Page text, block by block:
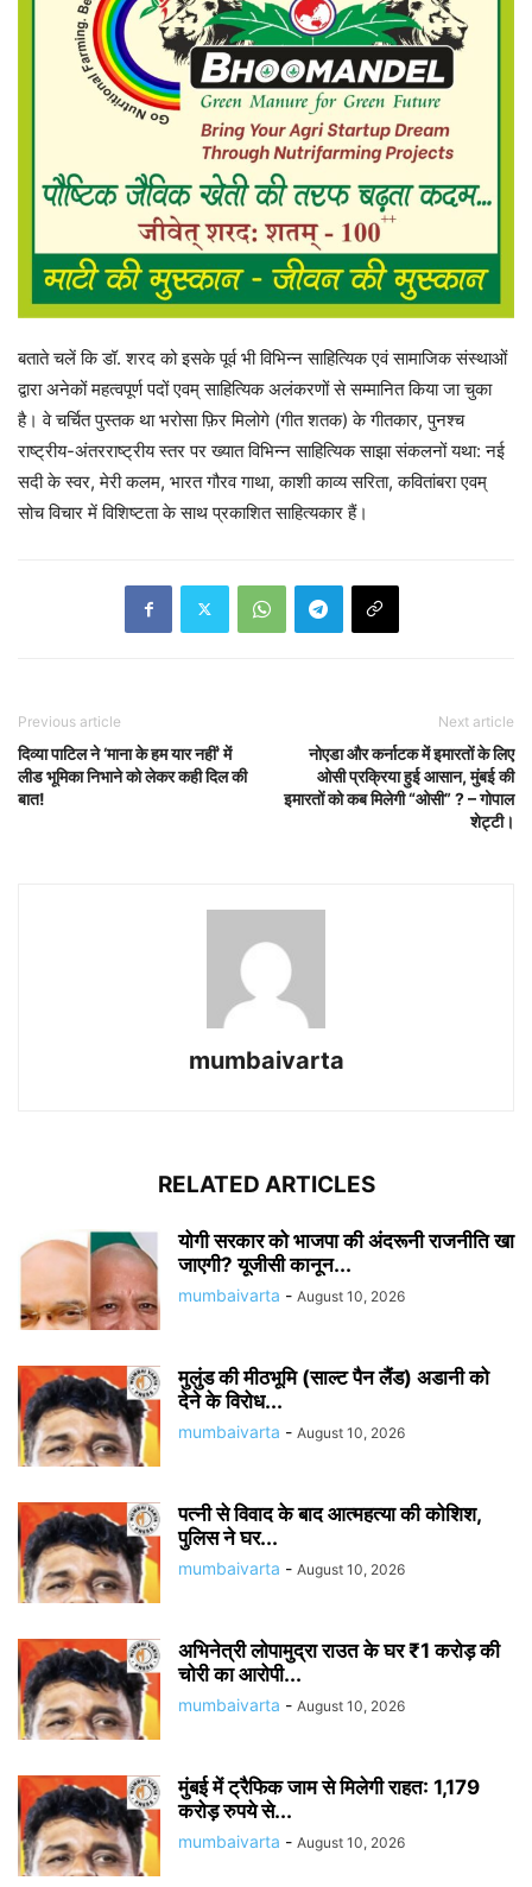
बताते चलें कि डॉ. शरद को इसके पूर्व भी विभिन्न साहित्यिक एवं सामाजिक संस्थाओं
द्वारा अनेकों महत्वपूर्ण पदों एवम् साहित्यिक अलंकरणों से सम्मानित किया जा चुका
है। वे चर्चित पुस्तक था भरोसा फ़िर मिलोगे (गीत शतक) के गीतकार, पुनश्च
राष्ट्रीय-अंतरराष्ट्रीय स्तर पर ख्यात विभिन्न साहित्यिक साझा संकलनों यथा: नई
सदी के स्वर, मेरी कलम, भारत गौरव गाथा, काशी काव्य सरिता, कवितांबरा एवम्
सोच विचार में विशिष्टता के साथ प्रकाशित साहित्यकार हैं।
Previous article
दिव्या पाटिल ने ‘माना के हम यार नहीं’ में
लीड भूमिका निभाने को लेकर कही दिल की
बात!
Next article
नोएडा और कर्नाटक में इमारतों के लिए
ओसी प्रक्रिया हुई आसान, मुंबई की
इमारतों को कब मिलेगी “ओसी” ? – गोपाल
शेट्टी।
mumbaivarta
RELATED ARTICLES
योगी सरकार को भाजपा की अंदरूनी राजनीति खा
जाएगी? यूजीसी कानून...
mumbaivarta - August 10, 2026
मुलुंड की मीठभूमि (साल्ट पैन लैंड) अडानी को
देने के विरोध...
mumbaivarta - August 10, 2026
पत्नी से विवाद के बाद आत्महत्या की कोशिश,
पुलिस ने घर...
mumbaivarta - August 10, 2026
अभिनेत्री लोपामुद्रा राउत के घर ₹1 करोड़ की
चोरी का आरोपी...
mumbaivarta - August 10, 2026
मुंबई में ट्रैफिक जाम से मिलेगी राहत: 1,179
करोड़ रुपये से...
mumbaivarta - August 10, 2026